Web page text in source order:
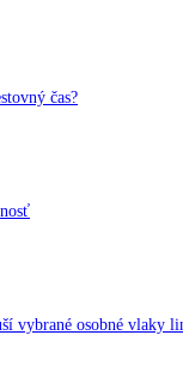
čas?
vybrané osobné vlaky